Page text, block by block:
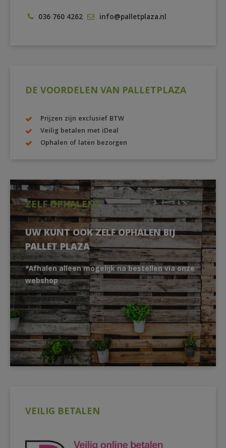
036 760 4262 info@palletplaza.nl
DE VOORDELEN VAN PALLETPLAZA
Prijzen zijn exclusief BTW
Veilig betalen met iDeal
Ophalen of laten bezorgen
ZELF OPHALEN?
UW KUNT OOK ZELF OPHALEN BIJ
PALLET PLAZA
*Afhalen alleen mogelijk na bestellen via onze
webshop
VEILIG BETALEN